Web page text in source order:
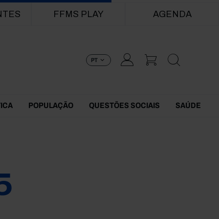
FFMS PLAY AGENDA
PT
POPULAÇÃO QUESTÕES SOCIAIS SAÚDE